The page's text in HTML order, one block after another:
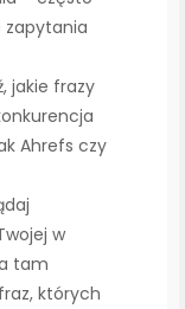
zapytania
jakie frazy
Ahrefs czy
w
tam
których